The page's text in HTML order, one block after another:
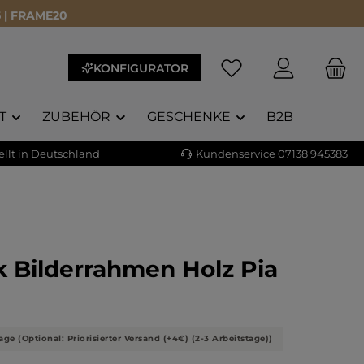
| FRAME20
KONFIGURATOR
ZUBEHÖR GESCHENKE B2B
in Deutschland Kundenservice 07138 945383
Bilderrahmen Holz Pia
Bewertung von 5 von 5 Sternen
(Optional: Priorisierter Versand (+4€) (2-3 Arbeitstage))